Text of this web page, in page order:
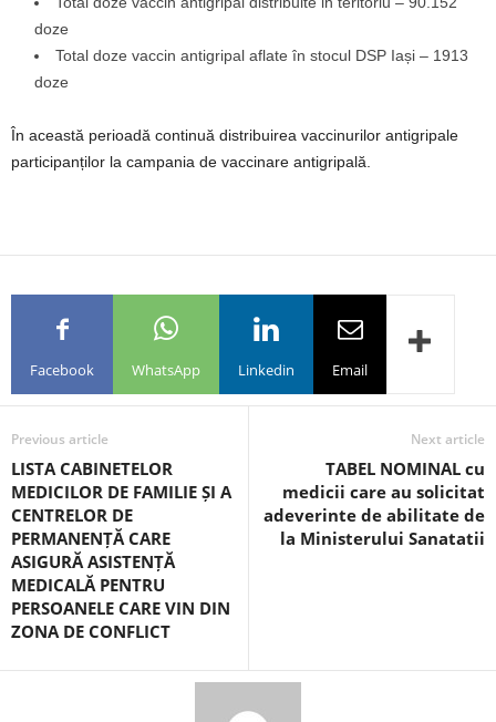
doze
Total doze vaccin antigripal aflate în stocul DSP Iași – 1913
doze
În această perioadă continuă distribuirea vaccinurilor antigripale
participanților la campania de vaccinare antigripală.
Facebook WhatsApp Linkedin Email
Previous article
LISTA CABINETELOR
MEDICILOR DE FAMILIE ȘI A
CENTRELOR DE
PERMANENȚĂ CARE
ASIGURĂ ASISTENȚĂ
MEDICALĂ PENTRU
PERSOANELE CARE VIN DIN
ZONA DE CONFLICT
Next article
TABEL NOMINAL cu
medicii care au solicitat
adeverinte de abilitate de
la Ministerului Sanatatii